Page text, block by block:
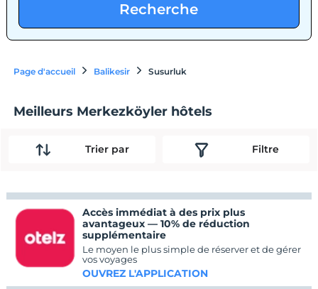
Recherche
Page d'accueil Balikesir Susurluk
Meilleurs Merkezköyler hôtels
Trier par Filtre
Accès immédiat à des prix plus
avantageux — 10% de réduction
supplémentaire
Le moyen le plus simple de réserver et de gérer
vos voyages
OUVREZ L'APPLICATION